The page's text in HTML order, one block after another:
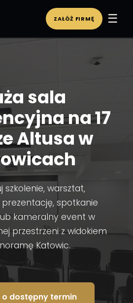
ZAŁÓŻ FIRMĘ ☰
sala
na 17
Altusa w
szkolenie, warsztat,
spotkanie
kameralny event w
przestrzeni z widokiem
Katowic.
dostępny termin